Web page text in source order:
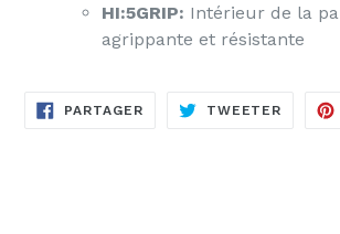
HI:5GRIP: Intérieur de la
agrippante et résistante
PARTAGERPARTAGERTWEETER